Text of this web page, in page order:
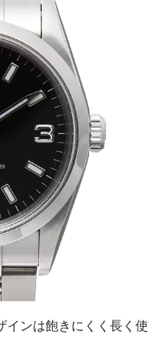
インは飽きにくく長く使